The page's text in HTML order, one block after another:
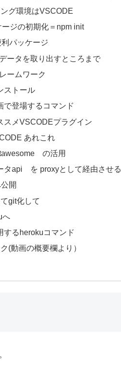
グ環境はVSCODE
ージの初期化＝npm init
パッケージ
ータを取り出すところまで
ームワーク
ストール
で登場するコマンド
スメVSCODEプラグイン
あれこれ
の活用
タapi を proxyとして経由させる
開
git化して
へ
するherokuコマンド
(動画の概要欄より）